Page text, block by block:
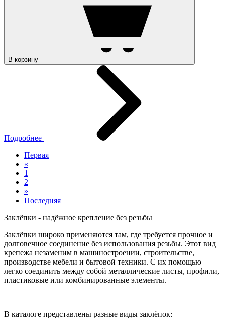
В корзину
Подробнее
Первая
«
1
2
»
Последняя
Заклёпки - надёжное крепление без резьбы
Заклёпки широко применяются там, где требуется прочное и
долговечное соединение без использования резьбы. Этот вид
крепежа незаменим в машиностроении, строительстве,
производстве мебели и бытовой техники. С их помощью
легко соединить между собой металлические листы, профили,
пластиковые или комбинированные элементы.
В каталоге представлены разные виды заклёпок: